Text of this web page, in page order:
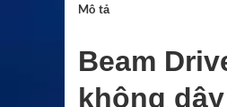
Mô tả
Beam
không